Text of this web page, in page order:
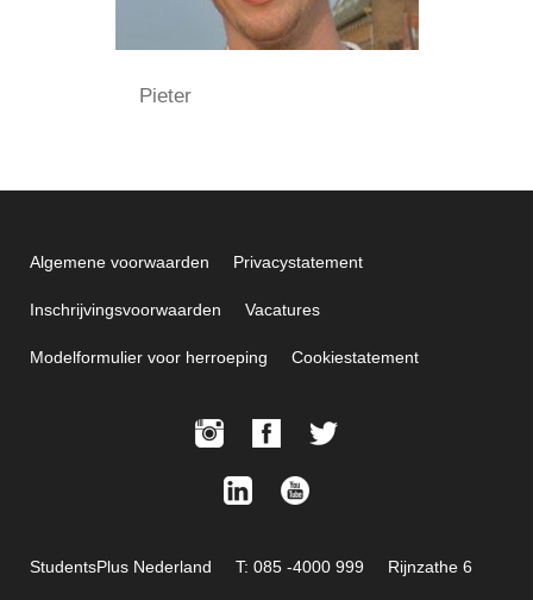
Pieter
Algemene voorwaarden Privacystatement
Inschrijvingsvoorwaarden Vacatures
Modelformulier voor herroeping Cookiestatement
StudentsPlus Nederland T: 085 -4000 999 Rijnzathe 6